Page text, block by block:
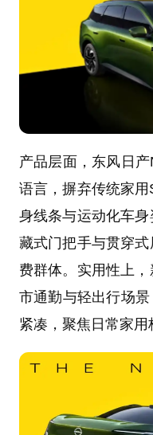
产品层面，东风日
语言，摒弃传统家
身线条与运动化车
藏式门把手与贯穿
费群体。实用性上
市通勤与轻出行场
紧凑，聚焦日常家用